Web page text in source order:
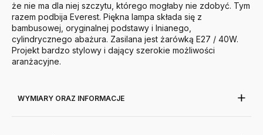
że nie ma dla niej szczytu, którego mogłaby nie zdobyć. Tym
razem podbija Everest. Piękna lampa składa się z
bambusowej, oryginalnej podstawy i lnianego,
cylindrycznego abażura. Zasilana jest żarówką E27 / 40W.
Projekt bardzo stylowy i dający szerokie możliwości
aranżacyjne.
WYMIARY ORAZ INFORMACJE